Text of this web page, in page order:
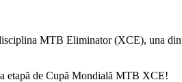
MTB Eliminator (XCE), una
etapă de Cupă Mondială MTB XCE!